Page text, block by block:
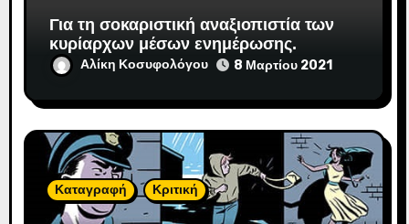
Για τη σοκαριστική αναξιοπιστία των
κυρίαρχων μέσων ενημέρωσης.
Αλίκη Κοσυφολόγου 8 Μαρτίου 2021
Καταγραφή Κριτική